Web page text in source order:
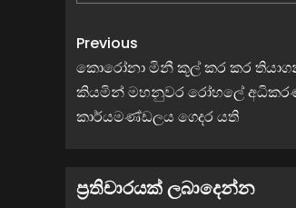
Previous
කොරෝනා මිනී කූල් කර කර
කියමින් මහනුවර රෝහලේ
කාර්යමණ්ඩලය ගෙදර යති
ප්‍රතිචාරයක් ලබාදෙන්න